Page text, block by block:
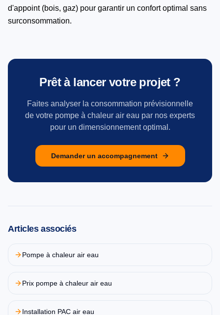
d'appoint (bois, gaz) pour garantir un confort optimal sans
surconsommation.
Prêt à lancer votre projet ?
Faites analyser la consommation prévisionnelle
de votre pompe à chaleur air eau par nos experts
pour un dimensionnement optimal.
Demander un accompagnement
Articles associés
Pompe à chaleur air eau
Prix pompe à chaleur air eau
Installation PAC air eau